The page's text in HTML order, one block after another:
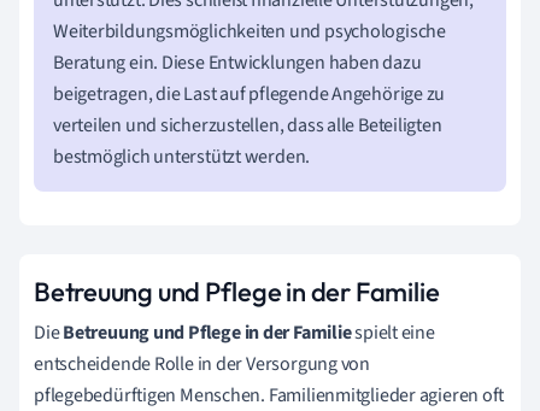
Weiterbildungsmöglichkeiten und psychologische
Beratung ein. Diese Entwicklungen haben dazu
beigetragen, die Last auf pflegende Angehörige zu
verteilen und sicherzustellen, dass alle Beteiligten
bestmöglich unterstützt werden.
Betreuung und Pflege in der Familie
DieBetreuung und Pflege in der Familiespielt eine
entscheidende Rolle in der Versorgung von
pflegebedürftigen Menschen. Familienmitglieder agieren oft